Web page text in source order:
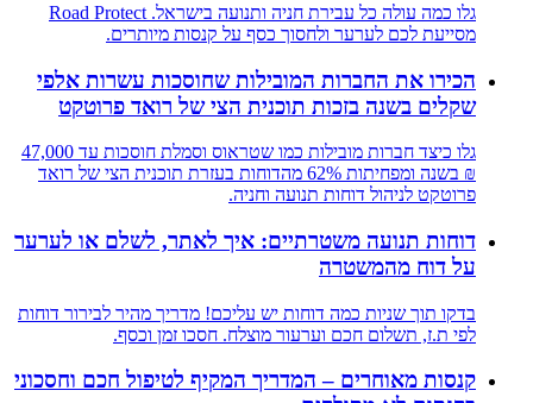
גלו כמה עולה כל עבירת חניה ותנועה בישראל. Road Protect
מסייעת לכם לערער ולחסוך כסף על קנסות מיותרים.
הכירו את החברות המובילות שחוסכות עשרות אלפי
שקלים בשנה בזכות תוכנית הצי של רואד פרוטקט
גלו כיצד חברות מובילות כמו שטראוס וסמלת חוסכות עד 47,000
₪ בשנה ומפחיתות 62% מהדוחות בעזרת תוכנית הצי של רואד
פרוטקט לניהול דוחות תנועה וחניה.
דוחות תנועה משטרתיים: איך לאתר, לשלם או לערער
על דוח מהמשטרה
בדקו תוך שניות כמה דוחות יש עליכם! מדריך מהיר לבירור דוחות
לפי ת.ז, תשלום חכם וערעור מוצלח. חסכו זמן וכסף.
קנסות מאוחרים – המדריך המקיף לטיפול חכם וחסכוני